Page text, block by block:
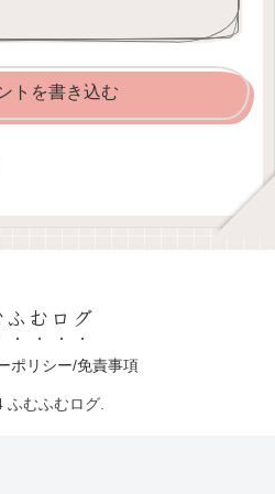
トを書き込む
ふむログ
ポリシー/免責事項
ふむふむログ.